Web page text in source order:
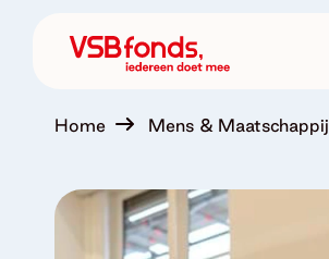
Home Mens & Maatschappij